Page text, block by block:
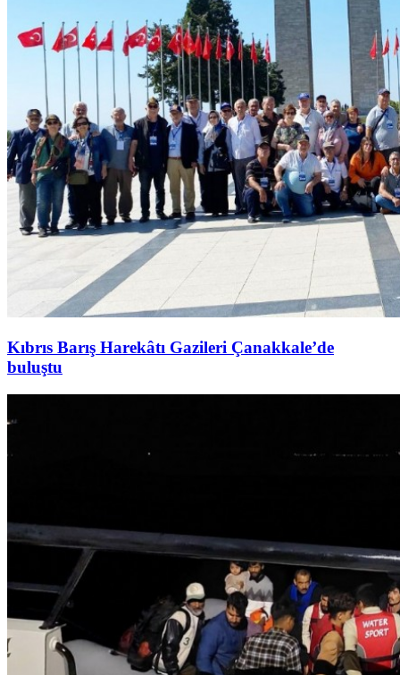
Kıbrıs Barış Harekâtı Gazileri Çanakkale’de
buluştu